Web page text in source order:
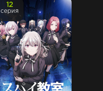
12
серия